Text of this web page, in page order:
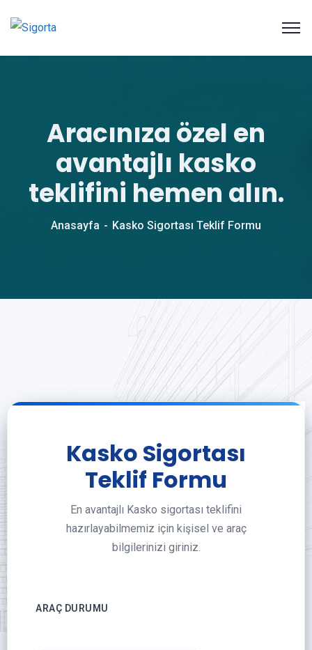
Aracınıza özel en
avantajlı kasko
teklifini hemen alın.
Anasayfa Kasko Sigortası Teklif Formu
Kasko Sigortası
Teklif Formu
En avantajlı Kasko sigortası teklifini
hazırlayabilmemiz için kişisel ve araç
bilgilerinizi giriniz.
ARAÇ DURUMU